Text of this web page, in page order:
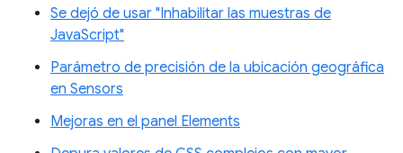
Se dejó de usar "Inhabilitar las muestras de
JavaScript"
Parámetro de precisión de la ubicación geográfica
en Sensors
Mejoras en el panel Elements